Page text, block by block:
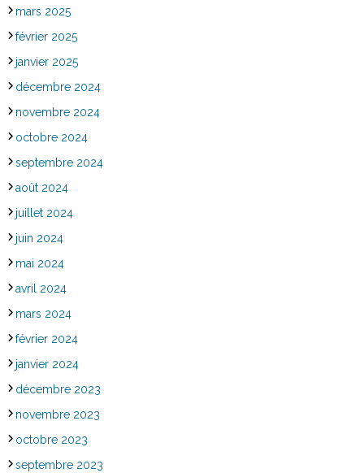
mars 2025
février 2025
janvier 2025
décembre 2024
novembre 2024
octobre 2024
septembre 2024
août 2024
juillet 2024
juin 2024
mai 2024
avril 2024
mars 2024
février 2024
janvier 2024
décembre 2023
novembre 2023
octobre 2023
septembre 2023